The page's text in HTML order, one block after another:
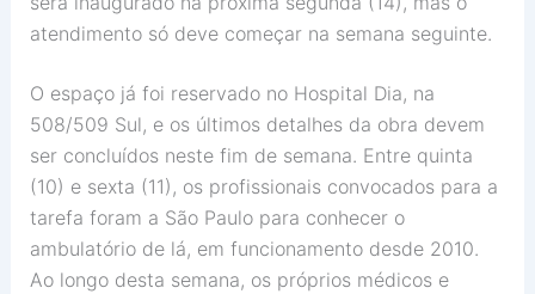
atendimento só deve começar na semana seguinte.
O espaço já foi reservado no Hospital Dia, na
508/509 Sul, e os últimos detalhes da obra devem
ser concluídos neste fim de semana. Entre quinta
(10) e sexta (11), os profissionais convocados para a
tarefa foram a São Paulo para conhecer o
ambulatório de lá, em funcionamento desde 2010.
Ao longo desta semana, os próprios médicos e